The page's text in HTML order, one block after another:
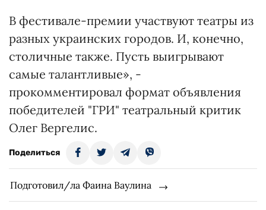
В фестивале-премии участвуют театры из
разных украинских городов. И, конечно,
столичные также. Пусть выигрывают
самые талантливые», -
прокомментировал формат объявления
победителей "ГРИ" театральный критик
Олег Вергелис.
Поделиться
Подготовил/ла Фаина Ваулина